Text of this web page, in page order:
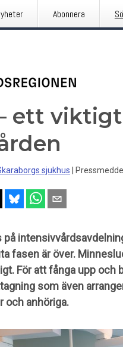
Abonnera
ett
sjukhus
fasen är över.
För att fånga upp
som även
och anhöriga.